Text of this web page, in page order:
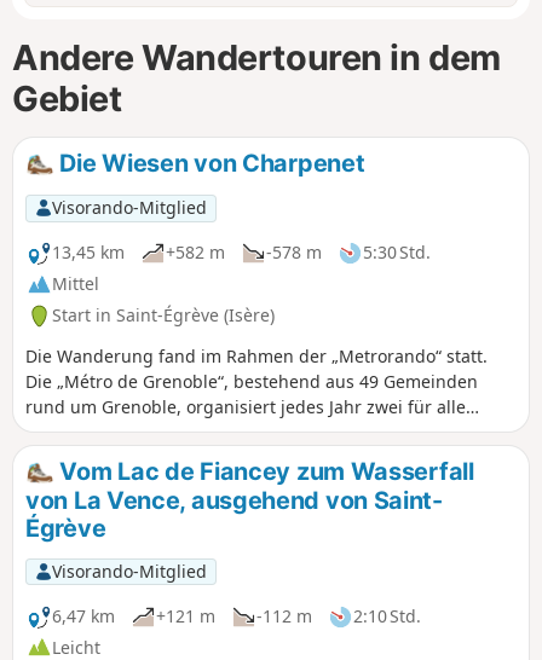
Andere Wandertouren in dem
Gebiet
Die Wiesen von Charpenet
Visorando-Mitglied
13,45 km
+582 m -578 m
5:30 Std.
Mittel
Start in Saint-Égrève (Isère)
Die Wanderung fand im Rahmen der „Metrorando“ statt.
Die „Métro de Grenoble“, bestehend aus 49 Gemeinden
rund um Grenoble, organisiert jedes Jahr zwei für alle
offenen Wandertage und bietet dafür drei Wanderungen
an. Jeder Teilnehmer wählt die für ihn passende aus. Dies
ist die mittelschwere Wanderung, die an diesem Sonntag
Ende September absolviert wurde.
Vom Lac de Fiancey zum Wasserfall
von La Vence, ausgehend von Saint-
Égrève
Visorando-Mitglied
6,47 km
+121 m -112 m
2:10 Std.
Leicht